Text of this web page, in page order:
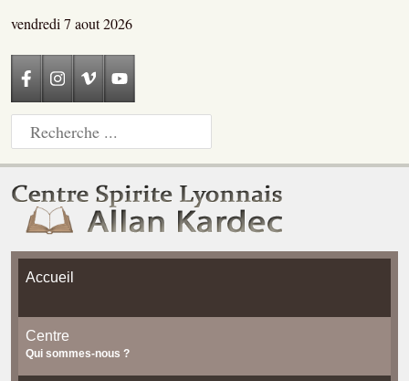
vendredi 7 aout 2026
Accueil
Centre
Qui sommes-nous ?